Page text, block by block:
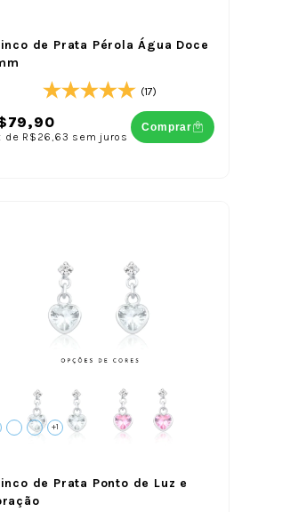
de Prata Pérola Água Doce
(17)
de R$26,63 sem juros
Comprar
+1
de Prata Ponto de Luz e